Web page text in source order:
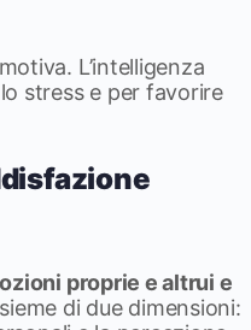
L’intelligenza
stress e per favorire
proprie e altrui e
di due dimensioni: